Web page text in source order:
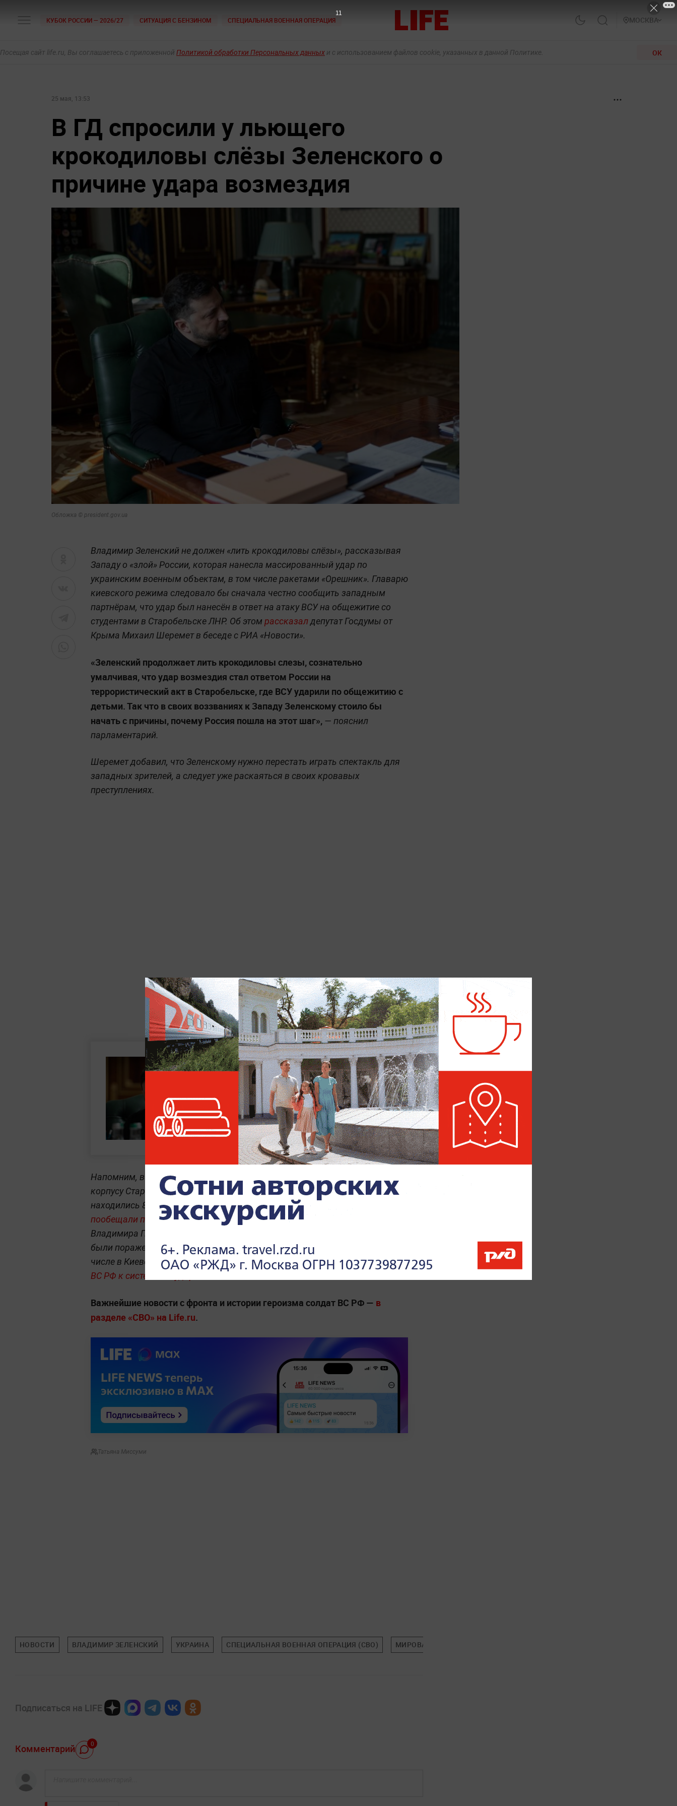
КУБОК РОССИИ — 2026/27 СИТУАЦИЯ С БЕНЗИНОМ СПЕЦИАЛЬНАЯ ВОЕННАЯ ОПЕРАЦИЯ МОСКВА
Посещая сайт life.ru, Вы соглашаетесь с приложенной Политикой обработки Персональных данных и с использованием файлов cookie, указанных в данной Политике. ОК
25 мая, 13:53
В ГД спросили у льющего
крокодиловы слёзы Зеленского о
причине удара возмездия
Обложка © president.gov.ua
Владимир Зеленский не должен «лить крокодиловы слёзы», рассказывая
Западу о «злой» России, которая нанесла массированный удар по
украинским военным объектам, в том числе ракетами «Орешник». Главарю
киевского режима следовало бы сначала честно сообщить западным
партнёрам, что удар был нанесён в ответ на атаку ВСУ на общежитие со
студентами в Старобельске ЛНР. Об этом рассказалдепутат Госдумы от
Крыма Михаил Шеремет в беседе с РИА «Новости».
«Зеленский продолжает лить крокодиловы слезы, сознательно
умалчивая, что удар возмездия стал ответом России на
террористический акт в Старобельске, где ВСУ ударили по общежитию с
детьми. Так что в своих воззваниях к Западу Зеленскому стоило бы
начать с причины, почему Россия пошла на этот шаг», — пояснил
парламентарий.
Шеремет добавил, что Зеленскому нужно перестать играть спектакль для
западных зрителей, а следует уже раскаяться в своих кровавых
преступлениях.
«Разворовывает
финансирование»:
Зеленского назвали
виновником удара
возмездия по Киеву
Напомним, в ночь на 22 мая ВСУ нанесли удар по общежитию и учебному
корпусу Старобельского профессионального колледжа. В здании
находились 86 студентов и сотрудник колледжа. Погиб 21 человек.
пообещали помочь семьям погибших.По распоряжению президента
Владимира Путина высокоточными средствами,
были поражены все запланированные военные объекты противника, в том
числе в Киеве.
МИД призвал иностранцев покинуть Киев после перехода
ВС РФ к системным ударам.
Важнейшие новости с фронта и истории героизма солдат ВС РФ — в
разделе «СВО» на Life.ru.
Татьяна Миссуми
НОВОСТИ ВЛАДИМИР ЗЕЛЕНСКИЙ УКРАИНА СПЕЦИАЛЬНАЯ ВОЕННАЯ ОПЕРАЦИЯ (СВО) МИРОВАЯ ПОЛИТИКА
Подписаться на LIFE
Комментарий 0
9